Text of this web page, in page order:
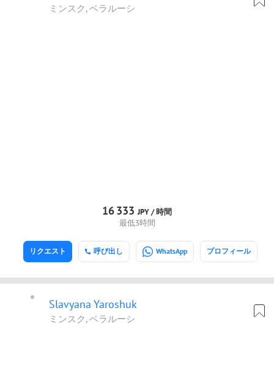
ミンスク, ベラルーシ
16333JPY /時間
最低3時間
呼び出し WhatsApp プロフィール
リクエスト
Slavyana Yaroshuk
ミンスク, ベラルーシ